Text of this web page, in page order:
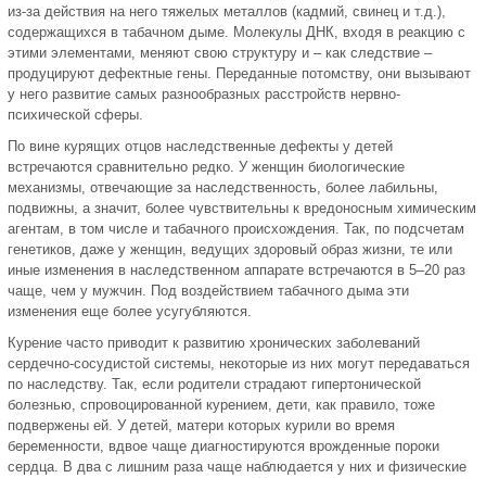
из-за действия на него тяжелых металлов (кадмий, свинец и т.д.),
содержащихся в табачном дыме. Молекулы ДНК, входя в реакцию с
этими элементами, меняют свою структуру и – как следствие –
продуцируют дефектные гены. Переданные потомству, они вызывают
у него развитие самых разнообразных расстройств нервно-
психической сферы.
По вине курящих отцов наследственные дефекты у детей
встречаются сравнительно редко. У женщин биологические
механизмы, отвечающие за наследственность, более лабильны,
подвижны, а значит, более чувствительны к вредоносным химическим
агентам, в том числе и табачного происхождения. Так, по подсчетам
генетиков, даже у женщин, ведущих здоровый образ жизни, те или
иные изменения в наследственном аппарате встречаются в 5–20 раз
чаще, чем у мужчин. Под воздействием табачного дыма эти
изменения еще более усугубляются.
Курение часто приводит к развитию хронических заболеваний
сердечно-сосудистой системы, некоторые из них могут передаваться
по наследству. Так, если родители страдают гипертонической
болезнью, спровоцированной курением, дети, как правило, тоже
подвержены ей. У детей, матери которых курили во время
беременности, вдвое чаще диагностируются врожденные пороки
сердца. В два с лишним раза чаще наблюдается у них и физические